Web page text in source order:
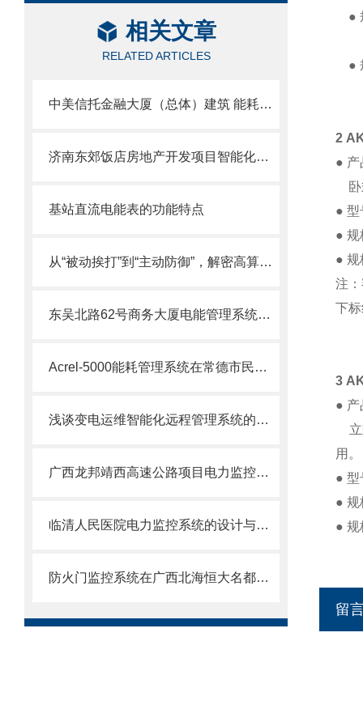
相关文章
RELATED ARTICLES
中美信托金融大厦（总体）建筑 能耗管理系统的设计与应用
济南东郊饭店房地产开发项目智能化工程能耗管理系统的研究与应用
基站直流电能表的功能特点
从“被动挨打”到“主动防御”，解密高算力时代数据中心安全供电方案
东吴北路62号商务大厦电能管理系统的设计与应用
Acrel-5000能耗管理系统在常德市民之家的应用
浅谈变电运维智能化远程管理系统的应用与产品选型
广西龙邦靖西高速公路项目电力监控系统的设计与应用
临清人民医院电力监控系统的设计与应用
防火门监控系统在广西北海恒大名都项目的应用
●
●
2
● 产
卧
● 型
● 规
● 规
注
下
3
● 产
立
用。
● 型
● 规
● 规
留